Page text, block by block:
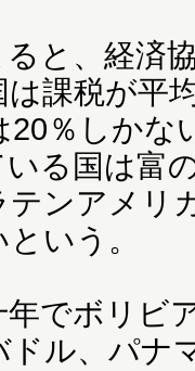
と、経済
課税が平
％しかな
る国は富
テンアメリ
いう。
でボリビ
ドル、パナ